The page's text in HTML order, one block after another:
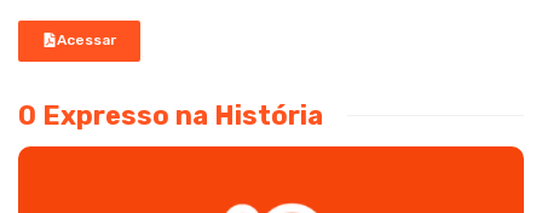
Acessar
O Expresso na História